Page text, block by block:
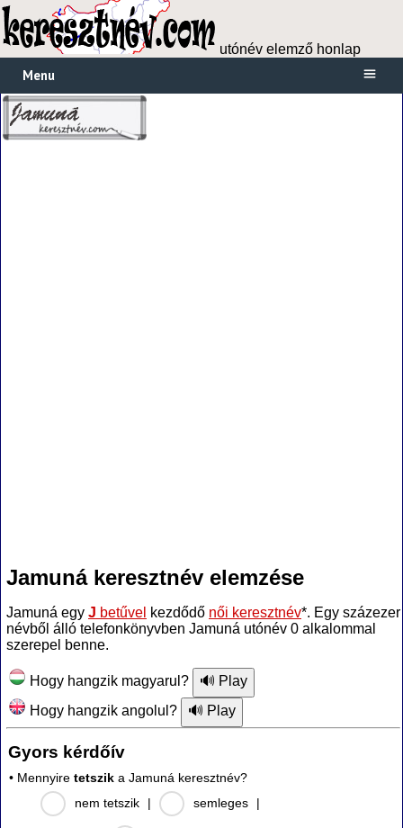
utónév elemző honlap
Menu
Jamuná keresztnév elemzése
Jamuná egy J betűvel kezdődő női keresztnév*. Egy százezer
névből álló telefonkönyvben Jamuná utónév 0 alkalommal
szerepel benne.
Hogy hangzik magyarul?
Hogy hangzik angolul?
Gyors kérdőív
• Mennyire tetszik a Jamuná keresztnév?
nem tetszik
| semleges |